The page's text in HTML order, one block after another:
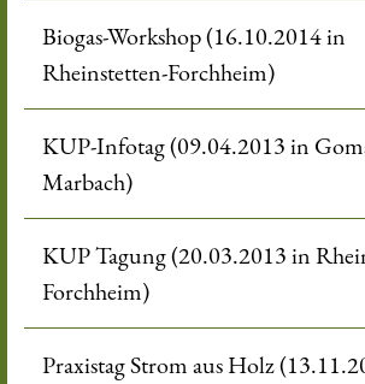
Biogas-Workshop (16.10.2014 in
Rheinstetten-Forchheim)
KUP-Infotag (09.04.2013 in
Marbach)
KUP Tagung (20.03.2013 in
Forchheim)
Praxistag Strom aus Holz